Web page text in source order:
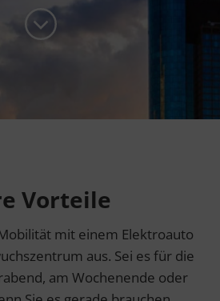
Vorteile
mit einem Elektroauto
aus. Sei es für die
am Wochenende oder